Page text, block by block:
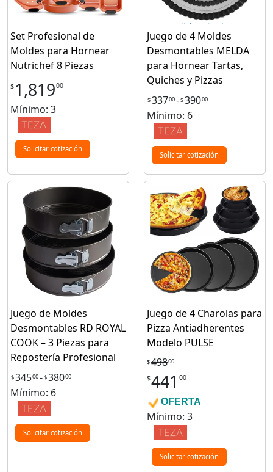
Set Profesional de
Moldes para Hornear
Nutrichef 8 Piezas
$ 1,81900
Mínimo: 3
Solicitar cotización
Juego de 4 Moldes
Desmontables MELDA
para Hornear Tartas,
Quiches y Pizzas
$33700-$39000
Mínimo: 6
Solicitar cotización
Juego de Moldes
Desmontables RD ROYAL
COOK – 3 Piezas para
Repostería Profesional
$34500-$38000
Mínimo: 6
Solicitar cotización
Juego de 4 Charolas para
Pizza Antiadherentes
Modelo PULSE
$49800
$441 00
OFERTA
Mínimo: 3
Solicitar cotización